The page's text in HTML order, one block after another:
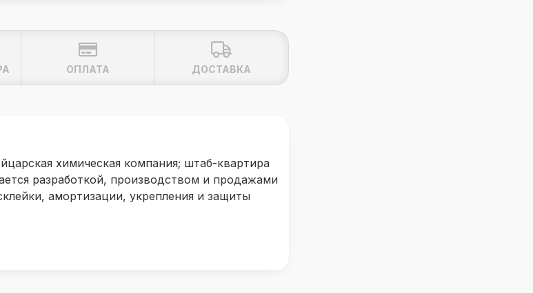
ОПЛАТА ДОСТАВКА
химическая компания; штаб-квартира
разработкой, производством и продажами
амортизации, укрепления и защиты